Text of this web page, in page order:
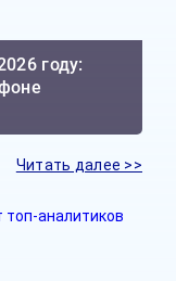
году:
Читать далее >>